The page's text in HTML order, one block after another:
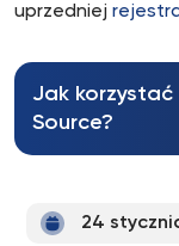
uprzedniej
Jak
Source?
24